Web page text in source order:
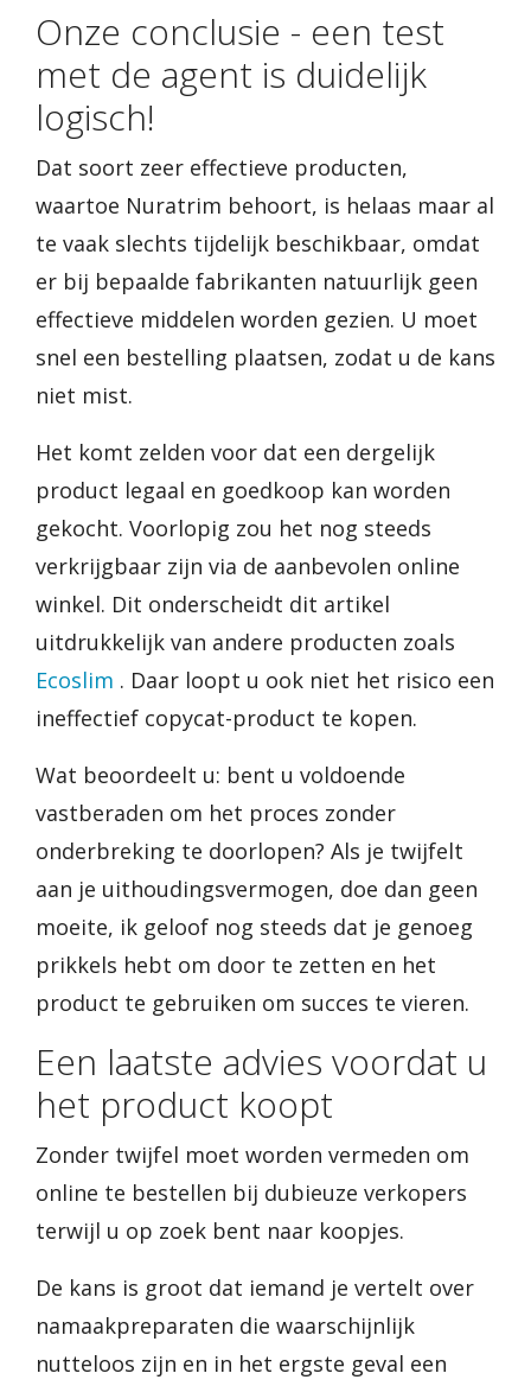
Onze conclusie - een test
met de agent is duidelijk
logisch!
Dat soort zeer effectieve producten,
waartoe Nuratrim behoort, is helaas maar al
te vaak slechts tijdelijk beschikbaar, omdat
er bij bepaalde fabrikanten natuurlijk geen
effectieve middelen worden gezien. U moet
snel een bestelling plaatsen, zodat u de kans
niet mist.
Het komt zelden voor dat een dergelijk
product legaal en goedkoop kan worden
gekocht. Voorlopig zou het nog steeds
verkrijgbaar zijn via de aanbevolen online
winkel. Dit onderscheidt dit artikel
uitdrukkelijk van andere producten zoals
Ecoslim . Daar loopt u ook niet het risico een
ineffectief copycat-product te kopen.
Wat beoordeelt u: bent u voldoende
vastberaden om het proces zonder
onderbreking te doorlopen? Als je twijfelt
aan je uithoudingsvermogen, doe dan geen
moeite, ik geloof nog steeds dat je genoeg
prikkels hebt om door te zetten en het
product te gebruiken om succes te vieren.
Een laatste advies voordat u
het product koopt
Zonder twijfel moet worden vermeden om
online te bestellen bij dubieuze verkopers
terwijl u op zoek bent naar koopjes.
De kans is groot dat iemand je vertelt over
namaakpreparaten die waarschijnlijk
nutteloos zijn en in het ergste geval een